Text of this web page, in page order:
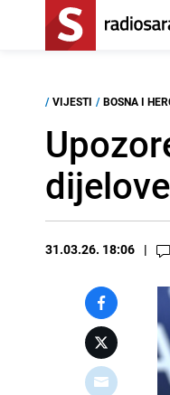
/ VIJESTI / BOSNA I
31.03.26. 18:06